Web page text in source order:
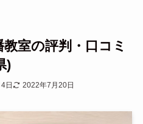
室の評判・口コミ
)
日 2022年7月20日